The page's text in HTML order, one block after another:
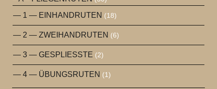
— 1 — EINHANDRUTEN (18)
— 2 — ZWEIHANDRUTEN (6)
— 3 — GESPLIESSTE (2)
— 4 — ÜBUNGSRUTEN (1)